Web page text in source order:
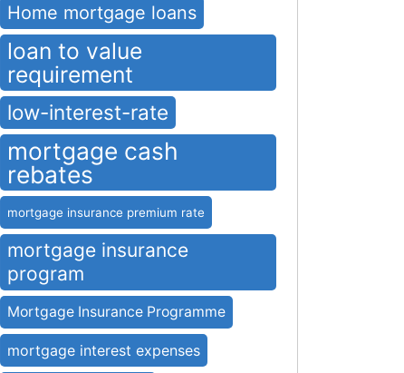
Home mortgage loans
loan to value
requirement
low-interest-rate
mortgage cash
rebates
mortgage insurance premium rate
mortgage insurance
program
Mortgage Insurance Programme
mortgage interest expenses